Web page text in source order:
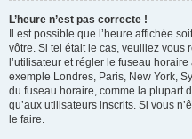
L’heure n’est pas correcte !
Il est possible que l’heure affichée
vôtre. Si tel était le cas, veuillez vous
l’utilisateur et régler le fuseau
exemple Londres, Paris, New York,
du fuseau horaire, comme la plupart
qu’aux utilisateurs inscrits. Si vous
le faire.